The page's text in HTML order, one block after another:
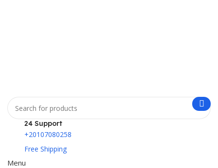
24 Support
+20107080258
Free Shipping
Menu